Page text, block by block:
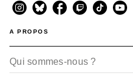
A PROPOS
Qui sommes-nous ?